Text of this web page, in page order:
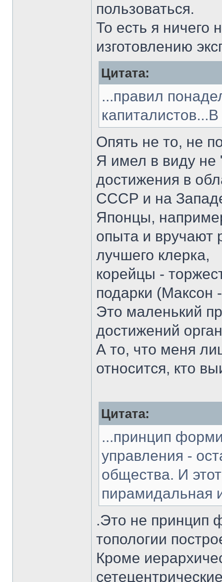
пользоваться.
То есть я ничего
изготовлению
Цитата:
...правил
Опять не то, не
Я имел в виду не
достижения в
СССР и на
Японцы,
опыта и
лучшего клерка,
корейцы -
подарки (Максон
Это маленький
достижений
А то, что меня
относится, кто
Цитата:
...принцип
управления -
общества. И
пирамидальная
.Это не принцип
топологии
Кроме